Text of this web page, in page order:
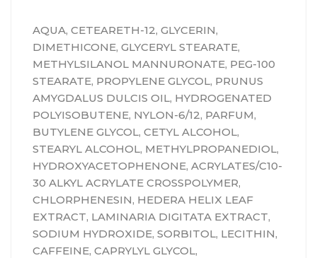
AQUA, CETEARETH-12, GLYCERIN,
DIMETHICONE, GLYCERYL STEARATE,
METHYLSILANOL MANNURONATE, PEG-100
STEARATE, PROPYLENE GLYCOL, PRUNUS
AMYGDALUS DULCIS OIL, HYDROGENATED
POLYISOBUTENE, NYLON-6/12, PARFUM,
BUTYLENE GLYCOL, CETYL ALCOHOL,
STEARYL ALCOHOL, METHYLPROPANEDIOL,
HYDROXYACETOPHENONE, ACRYLATES/C10-
30 ALKYL ACRYLATE CROSSPOLYMER,
CHLORPHENESIN, HEDERA HELIX LEAF
EXTRACT, LAMINARIA DIGITATA EXTRACT,
SODIUM HYDROXIDE, SORBITOL, LECITHIN,
CAFFEINE, CAPRYLYL GLYCOL,